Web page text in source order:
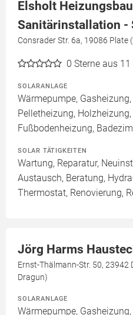
Elsholt
Sanitärinstallation -
Consrader Str. 6a, 19086 Plate
0 Sterne aus
SOLARANLAGE
Wärmepumpe,
Pelletheizung, Holzheizung,
Fußbodenheizung,
SOLAR TÄTIGKEITEN
Wartung, Reparatur,
Austausch, Beratung,
Thermostat, Renovierung,
Jörg Harms
Ernst-Thälmann-Str. 50, 23942
Dragun)
SOLARANLAGE
Wärmepumpe,